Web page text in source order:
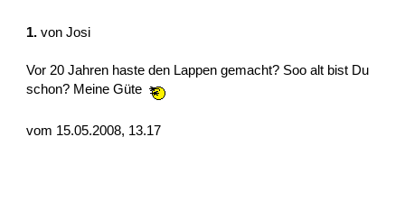
1. von Josi
Vor 20 Jahren haste den Lappen gemacht? Soo alt bist Du
schon? Meine Güte
vom 15.05.2008, 13.17